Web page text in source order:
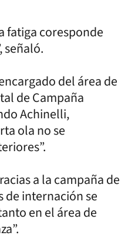
fatiga coresponde
señaló.
del área de
de Campaña
Achinelli,
ola no se
a la campaña de
de internación se
en el área de